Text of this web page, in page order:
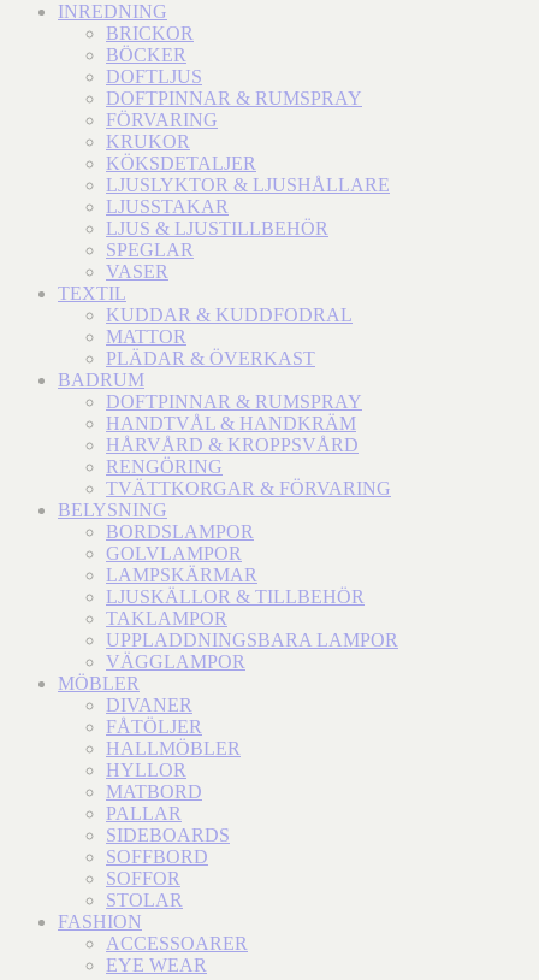
INREDNING
BRICKOR
BÖCKER
DOFTLJUS
DOFTPINNAR & RUMSPRAY
FÖRVARING
KRUKOR
KÖKSDETALJER
LJUSLYKTOR & LJUSHÅLLARE
LJUSSTAKAR
LJUS & LJUSTILLBEHÖR
SPEGLAR
VASER
TEXTIL
KUDDAR & KUDDFODRAL
MATTOR
PLÄDAR & ÖVERKAST
BADRUM
DOFTPINNAR & RUMSPRAY
HANDTVÅL & HANDKRÄM
HÅRVÅRD & KROPPSVÅRD
RENGÖRING
TVÄTTKORGAR & FÖRVARING
BELYSNING
BORDSLAMPOR
GOLVLAMPOR
LAMPSKÄRMAR
LJUSKÄLLOR & TILLBEHÖR
TAKLAMPOR
UPPLADDNINGSBARA LAMPOR
VÄGGLAMPOR
MÖBLER
DIVANER
FÅTÖLJER
HALLMÖBLER
HYLLOR
MATBORD
PALLAR
SIDEBOARDS
SOFFBORD
SOFFOR
STOLAR
FASHION
ACCESSOARER
EYE WEAR